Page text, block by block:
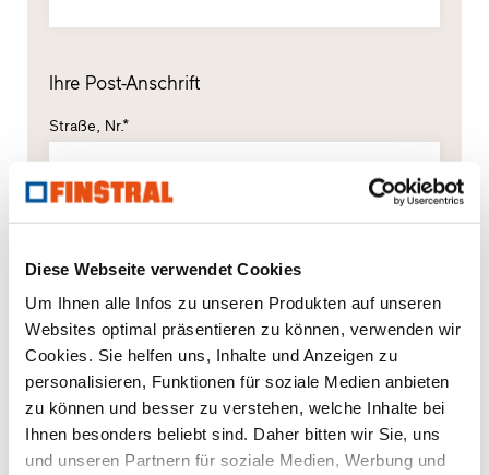
Diese Webseite verwendet Cookies
Um Ihnen alle Infos zu unseren Produkten auf unseren
Websites optimal präsentieren zu können, verwenden wir
Cookies. Sie helfen uns, Inhalte und Anzeigen zu
personalisieren, Funktionen für soziale Medien anbieten
zu können und besser zu verstehen, welche Inhalte bei
Ihnen besonders beliebt sind. Daher bitten wir Sie, uns
und unseren Partnern für soziale Medien, Werbung und
Ihre Post-Anschrift
Straße, Nr.*
Land*
Bitte wählen
Ihr ausgewähltes Produktmuster